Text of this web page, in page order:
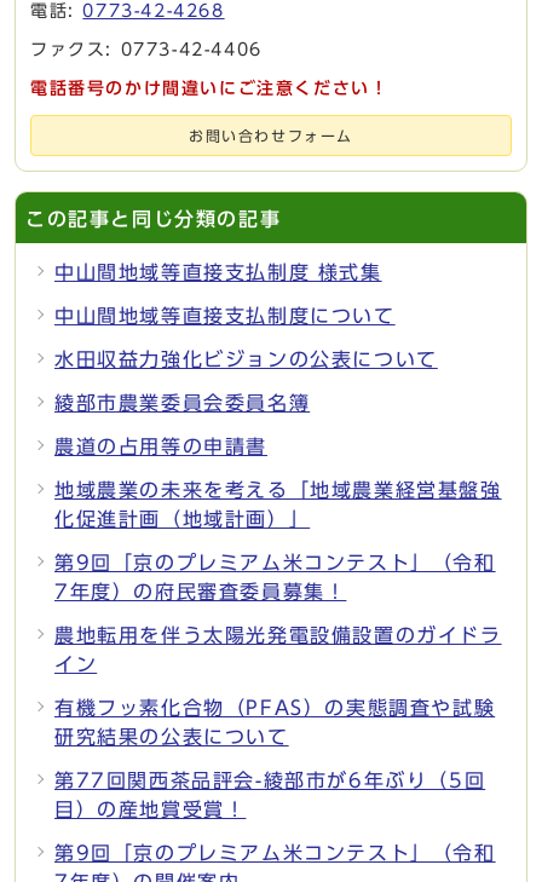
電話:0773-42-4268
ファクス: 0773-42-4406
電話番号のかけ間違いにご注意ください！
お問い合わせフォーム
この記事と同じ分類の記事
中山間地域等直接支払制度 様式集
中山間地域等直接支払制度について
水田収益力強化ビジョンの公表について
綾部市農業委員会委員名簿
農道の占用等の申請書
地域農業の未来を考える「地域農業経営基盤強
化促進計画（地域計画）」
第9回「京のプレミアム米コンテスト」（令和
7年度）の府民審査委員募集！
農地転用を伴う太陽光発電設備設置のガイドラ
イン
有機フッ素化合物（PFAS）の実態調査や試験
研究結果の公表について
第77回関西茶品評会-綾部市が6年ぶり（5回
目）の産地賞受賞！
第9回「京のプレミアム米コンテスト」（令和